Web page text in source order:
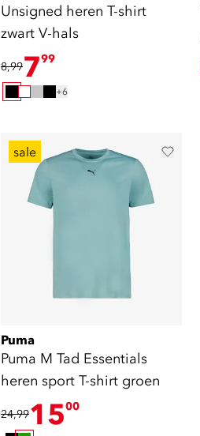
Unsigned heren T-shirt
zwart V-hals
8,99799
+6
sale
Puma
Puma M Tad Essentials
heren sport T-shirt groen
24,991500